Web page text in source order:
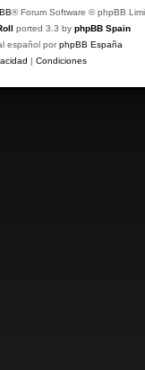
® Forum Software © phpBB
ported 3.3 by phpBB Spain
español porphpBB España
| Condiciones